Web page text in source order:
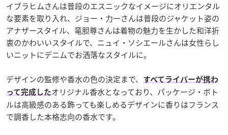
イブラヒムさんは普段のエスニックなイメージにオリエンタル
な要素を取り入れ、ジョー・力一さんは普段のジャケット姿の
アナザースタイル、竜胆尊さんは着物の魅力を生かした和洋折
衷のかわいいスタイルで、ニュイ・ソシエールさんは女性らし
いニットにデニムでお洒落なスタイルに。
デザインの監修や香水の色の決定まで、
すべてライバーが携わ
って完成したオリジナル香水となっており、パッケージ・ボト
ルは高級感のある飾っても楽しめるデザインに香りはフランス
で調香した本格志向の香水です。